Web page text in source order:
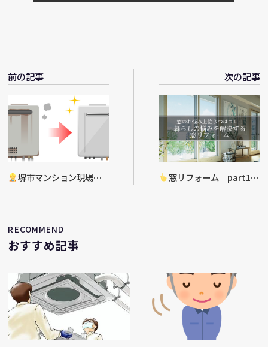
前の記事
堺市マンション現場
次の記事
窓リフォーム part1
RECOMMEND
おすすめ記事